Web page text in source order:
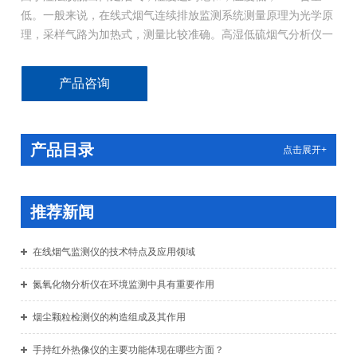
低。一般来说，在线式烟气连续排放监测系统测量原理为光学原
理，采样气路为加热式，测量比较准确。高湿低硫烟气分析仪一
产品咨询
产品目录 点击展开+
推荐新闻
在线烟气监测仪的技术特点及应用领域
氮氧化物分析仪在环境监测中具有重要作用
烟尘颗粒检测仪的构造组成及其作用
手持红外热像仪的主要功能体现在哪些方面？